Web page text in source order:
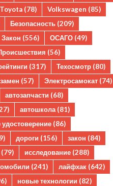
Toyota (78) Volkswagen (85)
Безопасность (209)
Закон (556) ОСАГО (49)
(56)
(317) Техосмотр (80)
(57) Электросамокат (74)
автозапчасти (68)
автошкола (81)
удостоверение (86)
дороги (156) закон (84)
(79) исследование (288)
(241) лайфхак (642)
новые технологии (82)